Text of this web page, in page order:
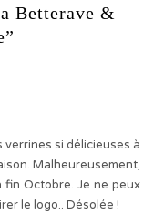
Betterave &
si délicieuses à
Malheureusement,
fin Octobre. Je ne peux
le logo.. Désolée !